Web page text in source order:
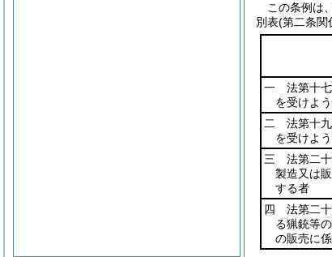
この条例は
別表(第二条関
一 法第十七
を受けよ
二 法第十九
を受けよ
三 法第二十
製造又は
する者
四 法第二十
る猟銃等
の販売に